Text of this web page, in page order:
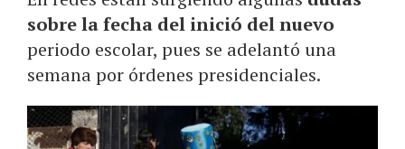
sobre la fecha del inició del nuevo
periodo escolar, pues se adelantó una
semana por órdenes presidenciales.